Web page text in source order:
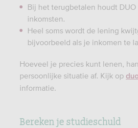
Bij het terugbetalen houdt
inkomsten.
Heel soms wordt de lening
bijvoorbeeld als je inkomen te
Hoeveel je precies kunt lenen,
persoonlijke situatie af. Kijk op
informatie.
Bereken je studieschuld